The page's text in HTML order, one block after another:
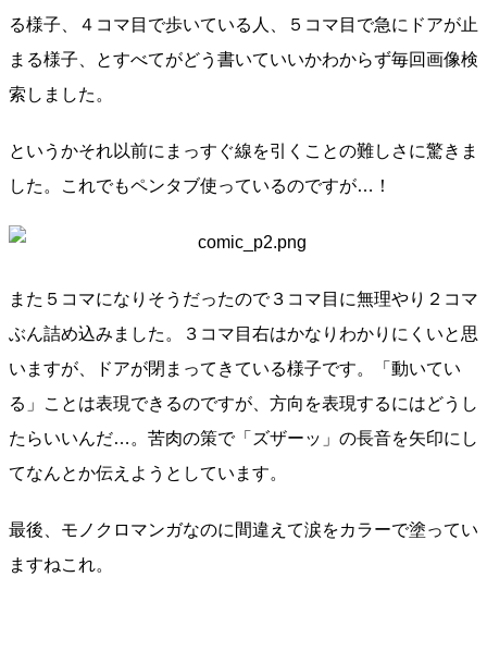
る様子、４コマ目で歩いている人、５コマ目で急にドアが止
まる様子、とすべてがどう書いていいかわからず毎回画像検
索しました。
というかそれ以前にまっすぐ線を引くことの難しさに驚きま
した。これでもペンタブ使っているのですが…！
また５コマになりそうだったので３コマ目に無理やり２コマ
ぶん詰め込みました。３コマ目右はかなりわかりにくいと思
いますが、ドアが閉まってきている様子です。「動いてい
る」ことは表現できるのですが、方向を表現するにはどうし
たらいいんだ…。苦肉の策で「ズザーッ」の長音を矢印にし
てなんとか伝えようとしています。
最後、モノクロマンガなのに間違えて涙をカラーで塗ってい
ますねこれ。